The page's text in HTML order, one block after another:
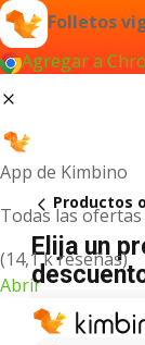
Folletos
Agregar a
App de Kimbino
Todas las
(14,1 k reseñas)
Abrir
Productos
Elija un
A B